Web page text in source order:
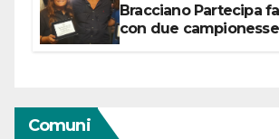
Bracciano Partecipa
con due
Comuni